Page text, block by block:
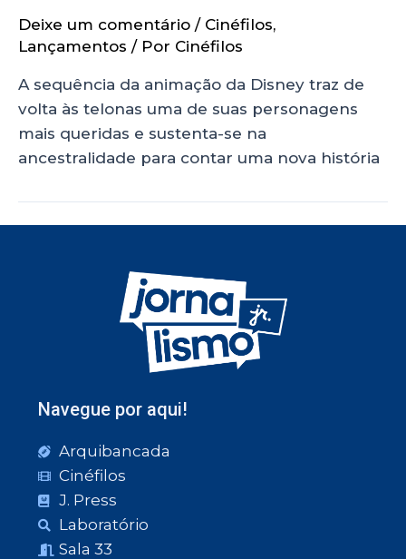
Deixe um comentário / Cinéfilos,
Lançamentos / Por Cinéfilos
A sequência da animação da Disney traz de
volta às telonas uma de suas personagens
mais queridas e sustenta-se na
ancestralidade para contar uma nova história
Navegue por aqui!
Arquibancada
Cinéfilos
J. Press
Laboratório
Sala 33